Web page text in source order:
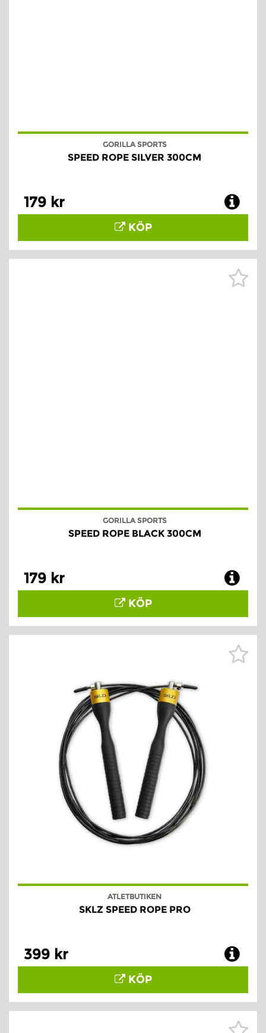
GORILLA SPORTS
SPEED ROPE SILVER 300CM
179 kr
KÖP
GORILLA SPORTS
SPEED ROPE BLACK 300CM
179 kr
KÖP
ATLETBUTIKEN
SKLZ SPEED ROPE PRO
399 kr
KÖP